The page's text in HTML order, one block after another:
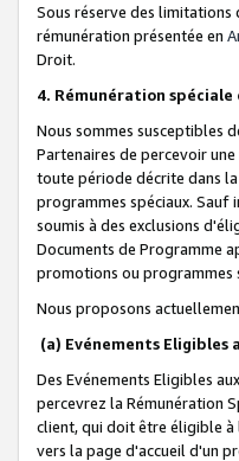
Sous réserve des limitations
rémunération présentée en
Droit.
4. Rémunération spéciale
Nous sommes susceptibles
Partenaires de percevoir
toute période décrite dans
programmes spéciaux. Sauf
soumis à des exclusions
Documents de Programme
promotions ou programmes
Nous proposons
(a) Evénements Eligibles
Des Evénements Eligibles
percevrez la Rémunération
client, qui doit être éligible à
vers la page d'accueil d'un